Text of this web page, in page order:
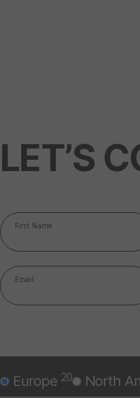
LET’S
Europe 20 North